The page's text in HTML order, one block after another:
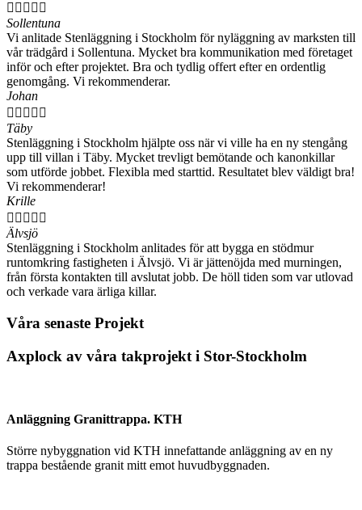
    
Sollentuna
Vi anlitade Stenläggning i Stockholm för nyläggning av marksten till
vår trädgård i Sollentuna. Mycket bra kommunikation med företaget
inför och efter projektet. Bra och tydlig offert efter en ordentlig
genomgång. Vi rekommenderar.
Johan
    
Täby
Stenläggning i Stockholm hjälpte oss när vi ville ha en ny stengång
upp till villan i Täby. Mycket trevligt bemötande och kanonkillar
som utförde jobbet. Flexibla med starttid. Resultatet blev väldigt bra!
Vi rekommenderar!
Krille
    
Älvsjö
Stenläggning i Stockholm anlitades för att bygga en stödmur
runtomkring fastigheten i Älvsjö. Vi är jättenöjda med murningen,
från första kontakten till avslutat jobb. De höll tiden som var utlovad
och verkade vara ärliga killar.
Våra senaste Projekt
Axplock av våra takprojekt i Stor-Stockholm
Anläggning Granittrappa. KTH
Större nybyggnation vid KTH innefattande anläggning av en ny
trappa bestående granit mitt emot huvudbyggnaden.